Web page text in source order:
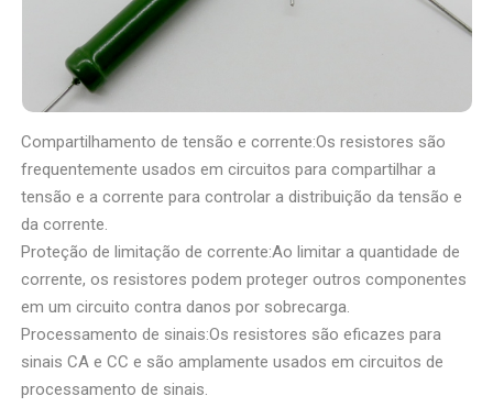
Compartilhamento de tensão e corrente:Os resistores são
frequentemente usados em circuitos para compartilhar a
tensão e a corrente para controlar a distribuição da tensão e
da corrente.
Proteção de limitação de corrente:Ao limitar a quantidade de
corrente, os resistores podem proteger outros componentes
em um circuito contra danos por sobrecarga.
Processamento de sinais:Os resistores são eficazes para
sinais CA e CC e são amplamente usados em circuitos de
processamento de sinais.